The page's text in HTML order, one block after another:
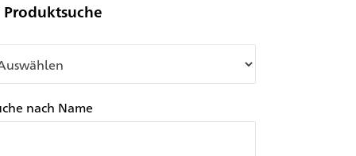
Produktsuche
nach Name